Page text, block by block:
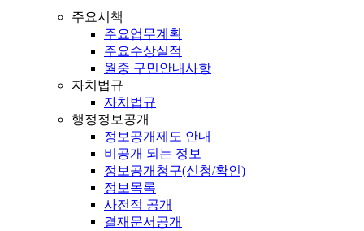
주요시책
주요업무계획
주요수상실적
월중 구민안내사항
자치법규
자치법규
행정정보공개
정보공개제도 안내
비공개 되는 정보
정보공개청구(신청/확인)
정보목록
사전적 공개
결재문서공개